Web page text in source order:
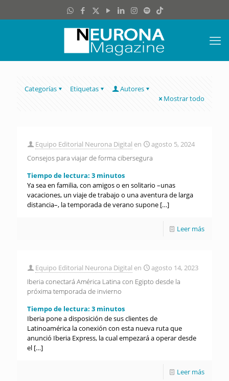
Categorías Etiquetas
Autores
Mostrar todo
Equipo Editorial Neurona Digital en
agosto 5, 2024
Consejos para viajar de forma cibersegura
Tiempo de lectura: 3 minutos
Ya sea en familia, con amigos o en solitario –unas
vacaciones, un viaje de trabajo o una aventura de larga
distancia–, la temporada de verano supone […]
Leer más
Equipo Editorial Neurona Digital en
agosto 14, 2023
Iberia conectará América Latina con Egipto desde la
próxima temporada de invierno
Tiempo de lectura: 3 minutos
Iberia pone a disposición de sus clientes de
Latinoamérica la conexión con esta nueva ruta que
anunció Iberia Express, la cual empezará a operar desde
el […]
Leer más